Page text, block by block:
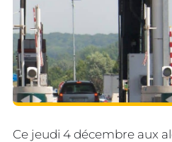
Ce jeudi 4 décembre aux